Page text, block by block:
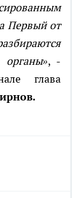
Первый от
органы», -
глава